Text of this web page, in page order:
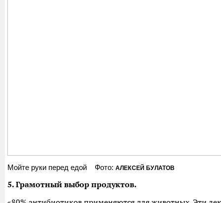
Мойте руки перед едой Фото: АЛЕКСЕЙ БУЛАТОВ
5. Грамотный выбор продуктов.